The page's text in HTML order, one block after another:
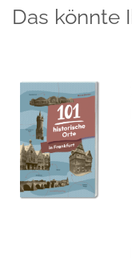
Das könnte